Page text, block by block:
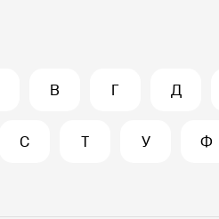
В Г Д
С Т У Ф